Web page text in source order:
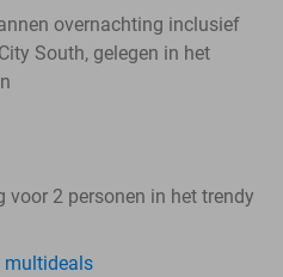
overnachting inclusief
South, gelegen in het
voor 2 personen in het trendy
multideals